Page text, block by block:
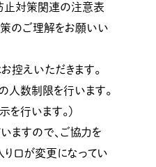
止対策関連の注意表
のご理解をお願いい
控えいただきます。
人数制限を行います。
行います。）
ますので、ご協力を
り口が変更になってい